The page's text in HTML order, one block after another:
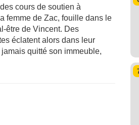
cours de soutien à
femme de Zac, fouille dans le
être de Vincent. Des
éclatent alors dans leur
jamais quitté son immeuble,